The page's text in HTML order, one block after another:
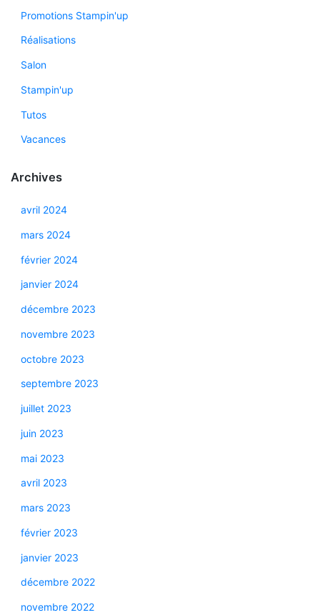
Promotions Stampin'up
Réalisations
Salon
Stampin'up
Tutos
Vacances
Archives
avril 2024
mars 2024
février 2024
janvier 2024
décembre 2023
novembre 2023
octobre 2023
septembre 2023
juillet 2023
juin 2023
mai 2023
avril 2023
mars 2023
février 2023
janvier 2023
décembre 2022
novembre 2022